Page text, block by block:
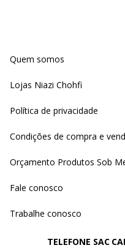
Quem somos
Lojas Niazi Chohfi
Política de privacidade
Condições de compra e
Orçamento Produtos Sob
Fale conosco
Trabalhe conosco
TELEFONE SAC